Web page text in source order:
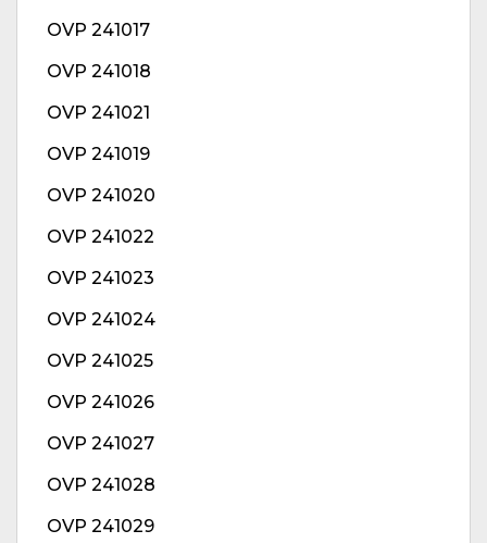
OVP 241017
OVP 241018
OVP 241021
OVP 241019
OVP 241020
OVP 241022
OVP 241023
OVP 241024
OVP 241025
OVP 241026
OVP 241027
OVP 241028
OVP 241029